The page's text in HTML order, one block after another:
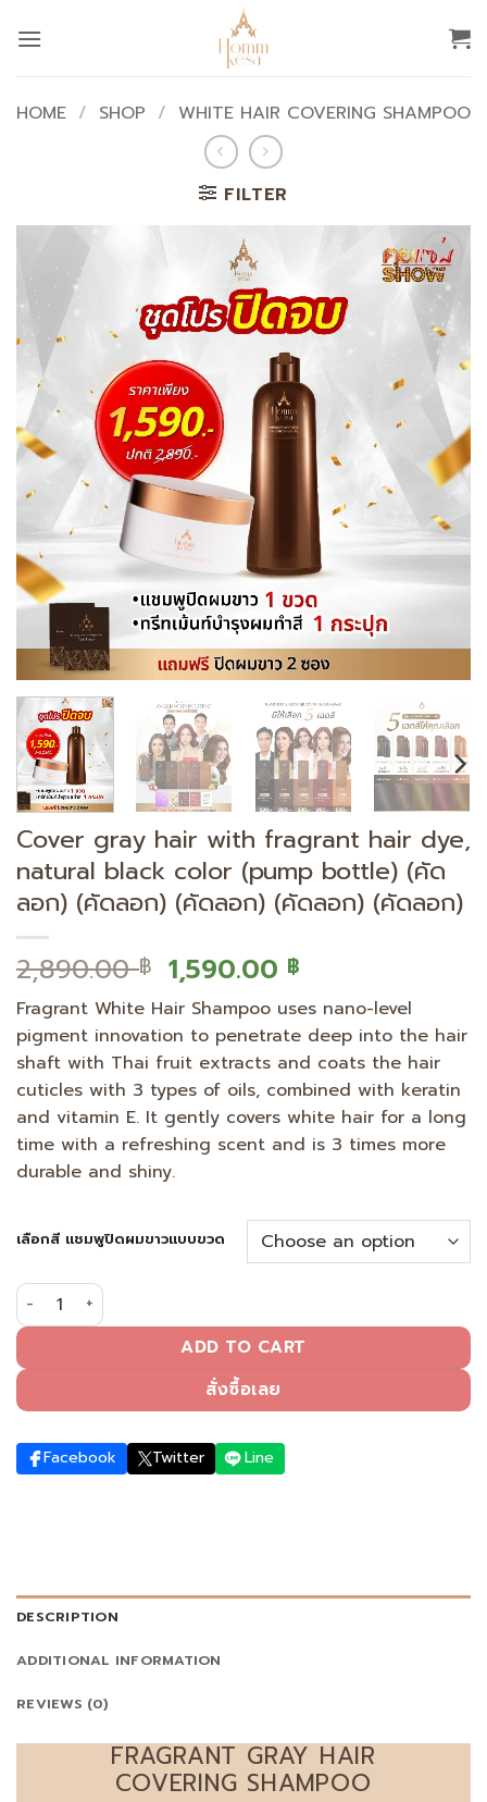
HOME / SHOP / WHITE HAIR COVERING SHAMPOO
FILTER
Add to
wishlist
Cover gray hair with fragrant hair dye,
natural black color (pump bottle) (คัด
ลอก) (คัดลอก) (คัดลอก) (คัดลอก) (คัดลอก)
2,890.00฿ Original
price
was:
2,890.00 ฿.
1,590.00 ฿
is:
1,590.00 ฿.
Fragrant White Hair Shampoo uses nano-level
pigment innovation to penetrate deep into the hair
shaft with Thai fruit extracts and coats the hair
cuticles with 3 types of oils, combined with keratin
and vitamin E. It gently covers white hair for a long
time with a refreshing scent and is 3 times more
durable and shiny.
เลือกสี แชมพูปิดผมขาวแบบขวด
Cover gray hair with fragrant hair dye, natural black
ADD TO CART
สั่งซื้อเลย
Facebook Twitter Line
DESCRIPTION
ADDITIONAL INFORMATION
REVIEWS (0)
FRAGRANT GRAY HAIR
COVERING SHAMPOO